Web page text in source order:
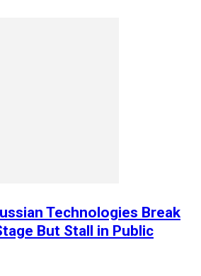
Technologies Break
But Stall in Public